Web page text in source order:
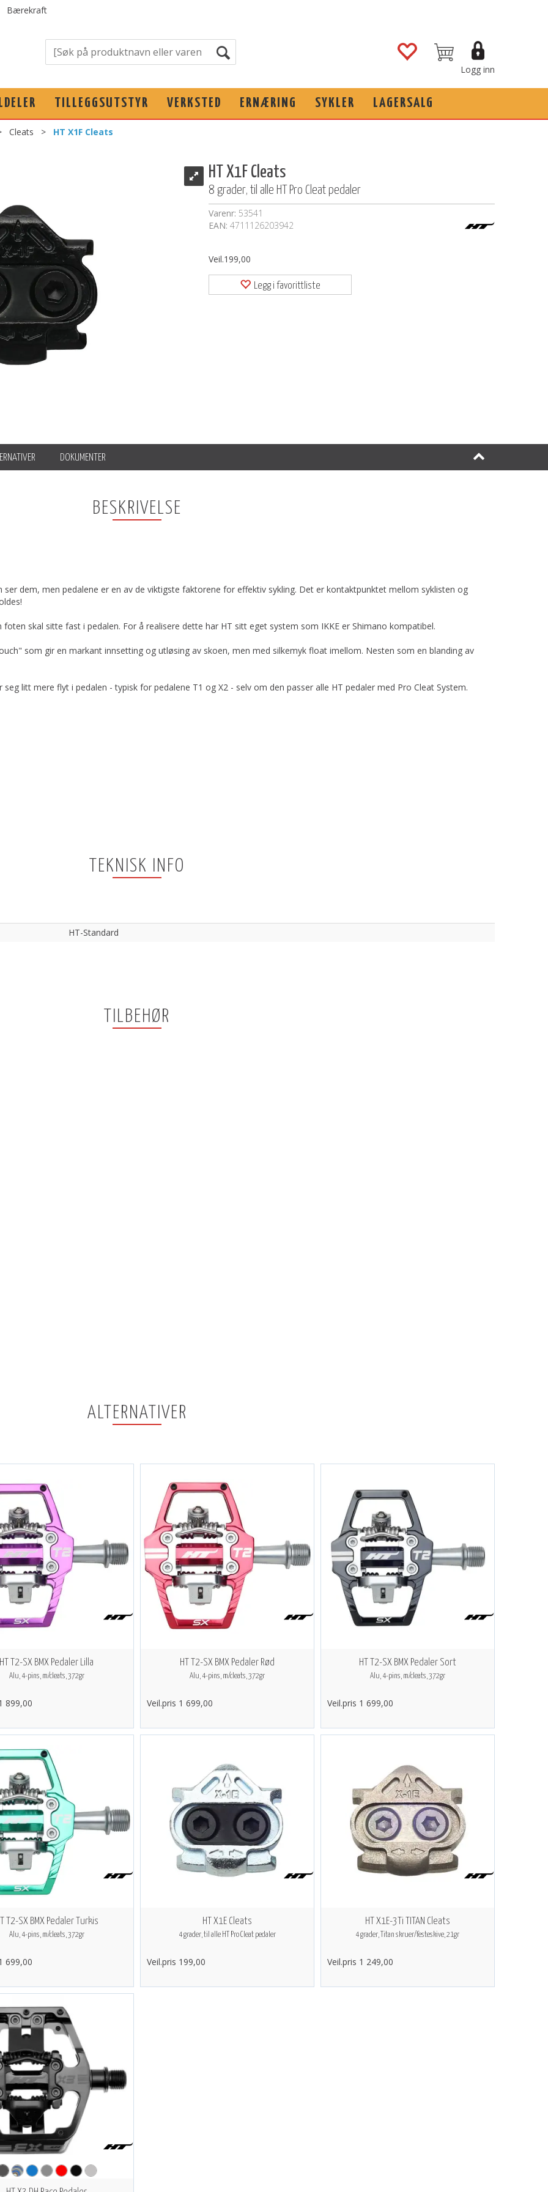
Bærekraft
Logg inn
TILLEGGSUTSTYR VERKSTED ERNÆRING SYKLER LAGERSALG
Cleats > HT X1F Cleats
HT X1F Cleats
8 grader, til alle HT Pro Cleat pedaler
Varenr: 53541
EAN: 4711126203942
Veil.199,00
Legg i favorittliste
DOKUMENTER
BESKRIVELSE
dem, men pedalene er en av de viktigste faktorene for effektiv sykling. Det er kontaktpunktet mellom syklisten og
skal sitte fast i pedalen. For å realisere dette har HT sitt eget system som IKKE er Shimano kompatibel.
som gir en markant innsetting og utløsing av skoen, men med silkemyk float imellom. Nesten som en blanding av
litt mere flyt i pedalen - typisk for pedalene T1 og X2 - selv om den passer alle HT pedaler med Pro Cleat System.
TEKNISK INFO
HT-Standard
TILBEHØR
ALTERNATIVER
HT T2-SX BMX Pedaler Lilla
Alu, 4-pins, m/cleats, 372gr
899,00
HT T2-SX BMX Pedaler Rød
Alu, 4-pins, m/cleats, 372gr
Veil.pris 1 699,00
HT T2-SX BMX Pedaler Sort
Alu, 4-pins, m/cleats, 372gr
Veil.pris 1 699,00
T2-SX BMX Pedaler Turkis
Alu, 4-pins, m/cleats, 372gr
699,00
HT X1E Cleats
4 grader, til alle HT Pro Cleat pedaler
Veil.pris 199,00
HT X1E-3Ti TITAN Cleats
4 grader, Titan skruer/festeskive, 21gr
Veil.pris 1 249,00